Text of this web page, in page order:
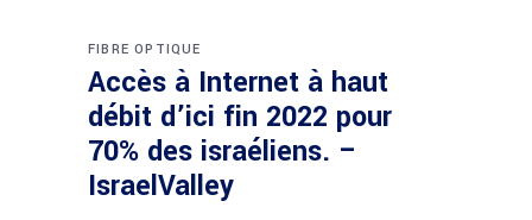
FIBRE OPTIQUE
Accès à Internet à haut
débit d’ici fin 2022 pour
70% des israéliens. –
IsraelValley